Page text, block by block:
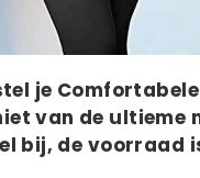
je
van de ultieme
bij, de voorraad